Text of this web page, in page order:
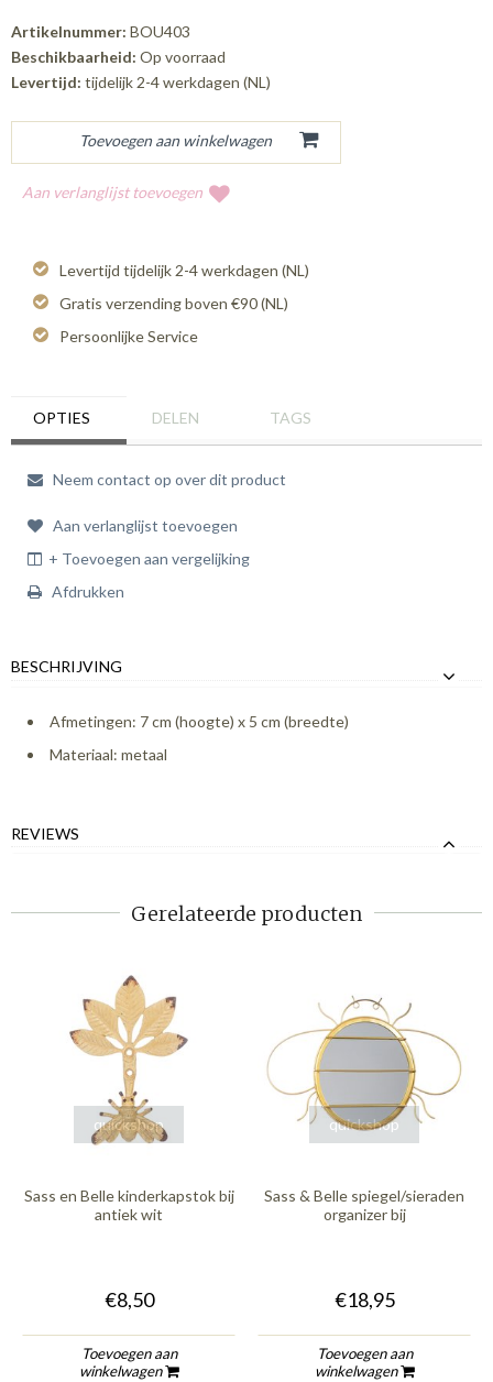
Artikelnummer: BOU403
Beschikbaarheid: Op voorraad
Levertijd: tijdelijk 2-4 werkdagen (NL)
Aan verlanglijst toevoegen
Levertijd tijdelijk 2-4 werkdagen (NL)
Gratis verzending boven €90 (NL)
Persoonlijke Service
OPTIES DELEN TAGS
Neem contact op over dit product
Aan verlanglijst toevoegen
+ Toevoegen aan vergelijking
Afdrukken
BESCHRIJVING
Afmetingen: 7 cm (hoogte) x 5 cm (breedte)
Materiaal: metaal
REVIEWS
Gerelateerde producten
quickshop
Sass en Belle kinderkapstok bij
antiek wit
€8,50
Toevoegen aan
winkelwagen
quickshop
Sass & Belle spiegel/sieraden
organizer bij
€18,95
Toevoegen aan
winkelwagen